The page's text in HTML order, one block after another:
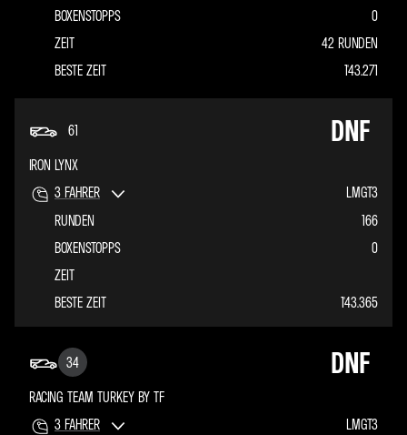
42 RUNDEN
0
1'43.271
BOXENSTOPPS
ZEIT
BESTE ZEIT
DNF
61
3 FAHRER
IRON LYNX
LMGT3
166
0
1'43.365
RUNDEN
BOXENSTOPPS
ZEIT
BESTE ZEIT
DNF
34
3 FAHRER
RACING TEAM TURKEY BY TF
LMGT3